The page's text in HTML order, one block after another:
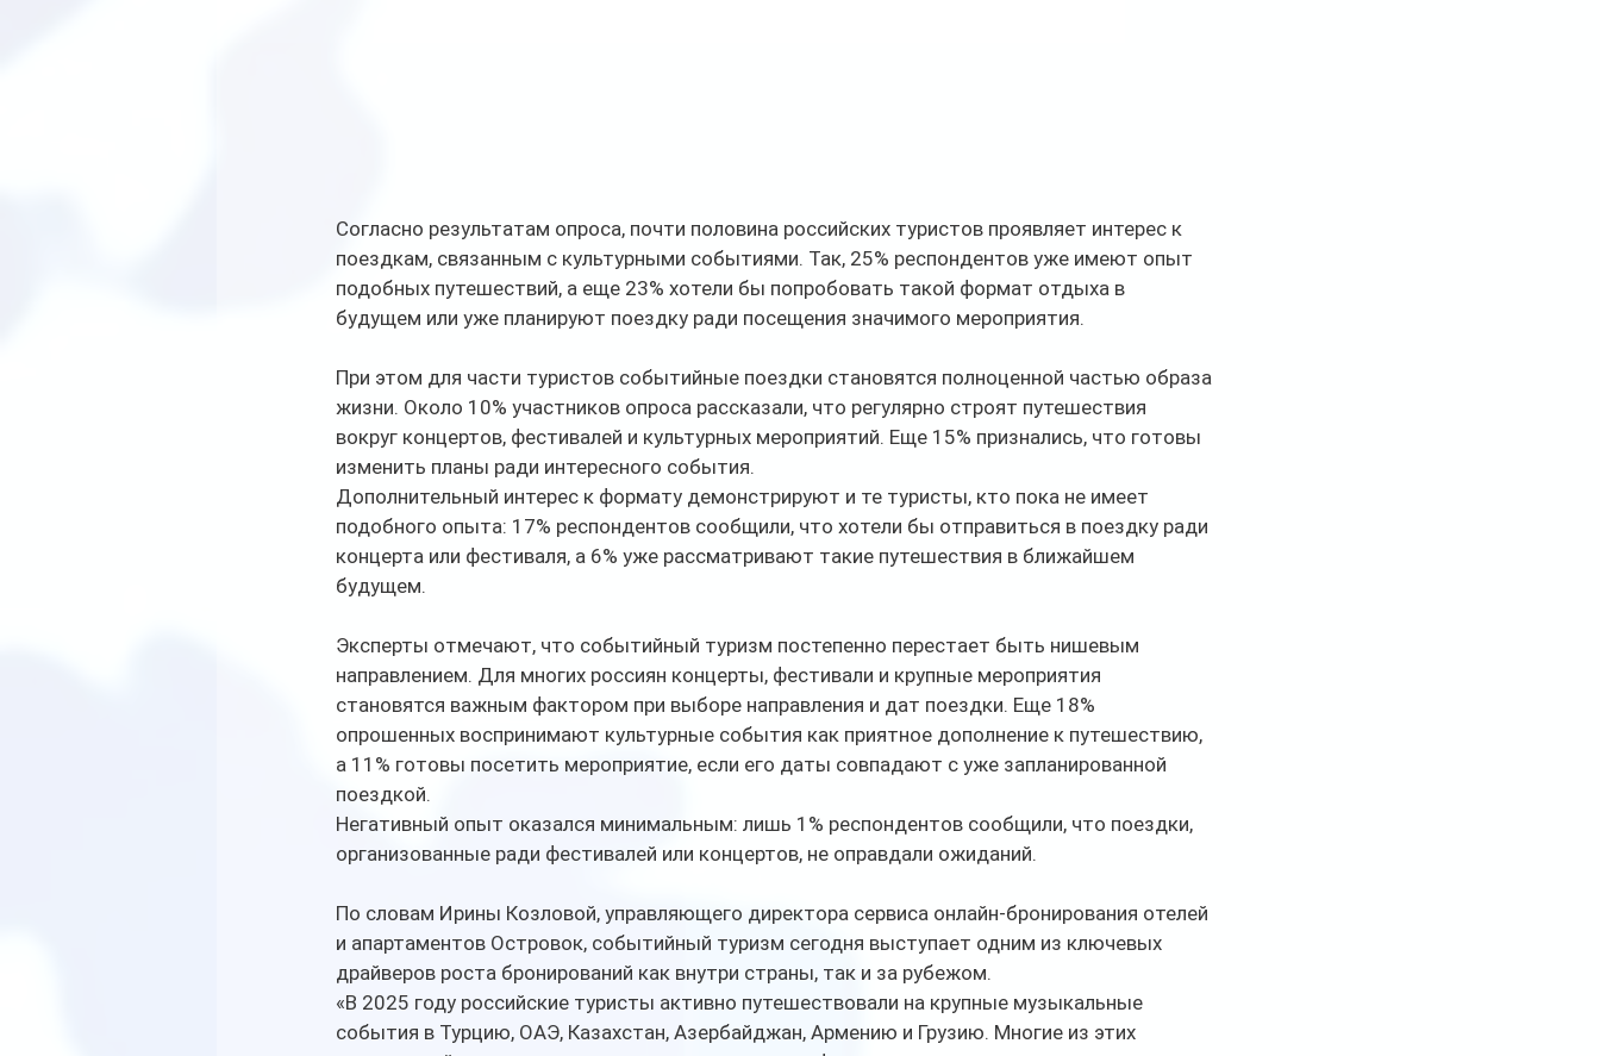
Согласно результатам опроса, почти половина российских туристов проявляет интерес к
поездкам, связанным с культурными событиями. Так, 25% респондентов уже имеют опыт
подобных путешествий, а еще 23% хотели бы попробовать такой формат отдыха в
будущем или уже планируют поездку ради посещения значимого мероприятия.
При этом для части туристов событийные поездки становятся полноценной частью образа
жизни. Около 10% участников опроса рассказали, что регулярно строят путешествия
вокруг концертов, фестивалей и культурных мероприятий. Еще 15% признались, что готовы
изменить планы ради интересного события.
Дополнительный интерес к формату демонстрируют и те туристы, кто пока не имеет
подобного опыта: 17% респондентов сообщили, что хотели бы отправиться в поездку ради
концерта или фестиваля, а 6% уже рассматривают такие путешествия в ближайшем
будущем.
Эксперты отмечают, что событийный туризм постепенно перестает быть нишевым
направлением. Для многих россиян концерты, фестивали и крупные мероприятия
становятся важным фактором при выборе направления и дат поездки. Еще 18%
опрошенных воспринимают культурные события как приятное дополнение к путешествию,
а 11% готовы посетить мероприятие, если его даты совпадают с уже запланированной
поездкой.
Негативный опыт оказался минимальным: лишь 1% респондентов сообщили, что поездки,
организованные ради фестивалей или концертов, не оправдали ожиданий.
По словам Ирины Козловой, управляющего директора сервиса онлайн-бронирования отелей
и апартаментов Островок, событийный туризм сегодня выступает одним из ключевых
драйверов роста бронирований как внутри страны, так и за рубежом.
«В 2025 году российские туристы активно путешествовали на крупные музыкальные
события в Турцию, ОАЭ, Казахстан, Азербайджан, Армению и Грузию. Многие из этих